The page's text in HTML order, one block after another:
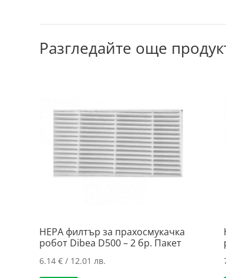
Разгледайте още
HEPA филтър за прахосмукачка
робот Dibea D500 – 2 бр. Пакет
6.14€ / 12.01 лв.